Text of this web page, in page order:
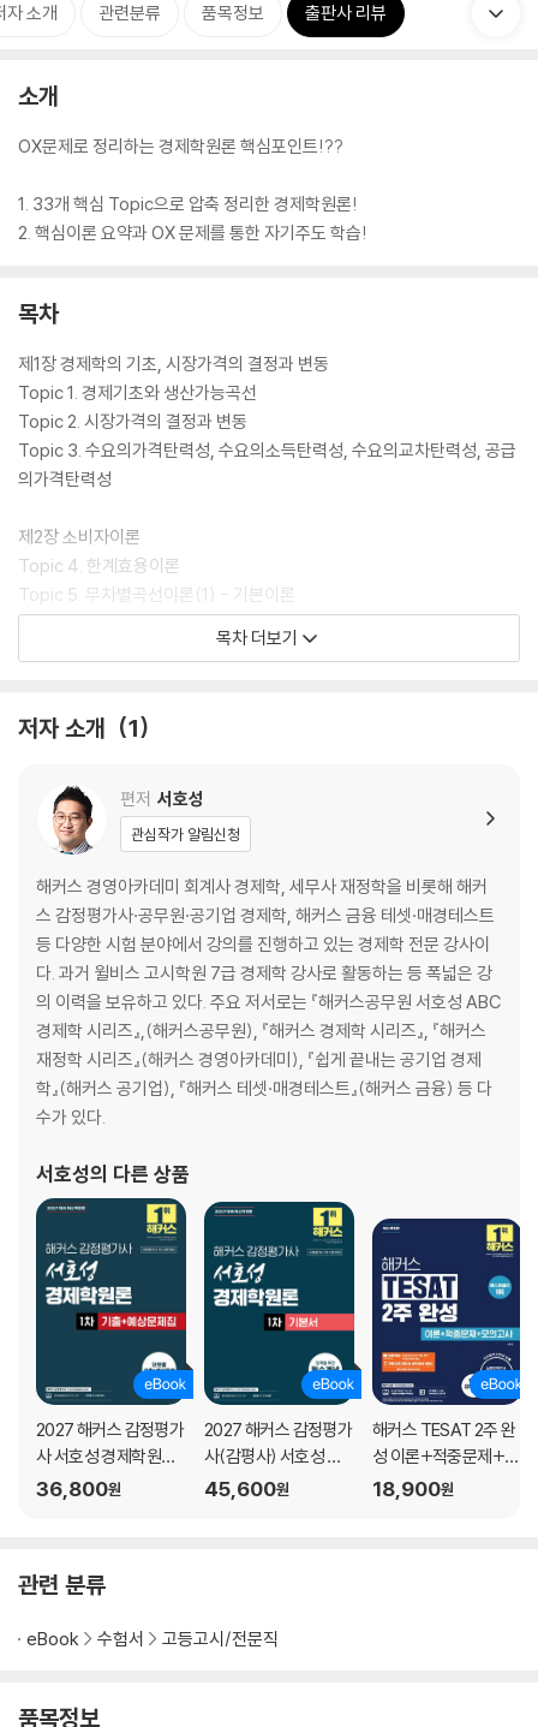
자 소개 관련분류 품목정보 출판사 리뷰
소개
OX문제로 정리하는 경제학원론 핵심포인트!??
1. 33개 핵심 Topic으로 압축 정리한 경제학원론!
2. 핵심이론 요약과 OX 문제를 통한 자기주도 학습!
목차
제1장 경제학의 기초, 시장가격의 결정과 변동
Topic 1. 경제기초와 생산가능곡선
Topic 2. 시장가격의 결정과 변동
Topic 3. 수요의가격탄력성, 수요의소득탄력성, 수요의교차탄력성, 공급
의가격탄력성
제2장 소비자이론
Topic 4. 한계효용이론
Topic 5. 무차별곡선이론(1) - 기본이론
Topic 6. 무차별곡선이론(2) - 사회보장제도, 2기간 모형, 여가-소득모
제3장 생산자이론
Topic 9. 생산자이론(2) - 비용함수
제4장 시장이론
Topic 10. 완전경쟁시장
Topic 11. 독점시장
Topic 12. 독점적 경쟁시장
Topic 13. 과점시장
제5장 생산요소시장과 시장실패
Topic 14. 생산요소시장과 소득분배
Topic 15. 조세
Topic 16. 후생경제학과 외부성
제6장 국민소득결정이론
Topic 19. 국민소득 결정이론
Topic 20. 소비이론
Topic 21. 투자이론
제7장 화폐금융론
Topic 22. 본원통화와 화폐공급
Topic 23. 화폐수요
제8장 총수요공급
Topic 26. 물가
Topic 27. 실업과 필립스곡선
Topic 29. 경제성장론
목차 더보기
저자 소개 1
편저 서호성
관심작가 알림신청
해커스 경영아카데미 회계사 경제학, 세무사 재정학을 비롯해 해커
스 감정평가사·공무원·공기업 경제학, 해커스 금융 테셋·매경테스트
등 다양한 시험 분야에서 강의를 진행하고 있는 경제학 전문 강사이
다. 과거 윌비스 고시학원 7급 경제학 강사로 활동하는 등 폭넓은 강
의 이력을 보유하고 있다. 주요 저서로는 『해커스공무원 서호성 ABC
경제학 시리즈』,(해커스공무원), 『해커스 경제학 시리즈』, 『해커스
재정학 시리즈』(해커스 경영아카데미), 『쉽게 끝내는 공기업 경제
학』(해커스 공기업), 『해커스 테셋·매경테스트』(해커스 금융) 등 다
수가 있다.
서호성의 다른 상품
2027 해커스 감정평가
사 서호성 경제학원론 1
차 기출+예상문제집
36,800원
2027 해커스 감정평가
사(감평사) 서호성 경
제학원론 1차 기본서
45,600원
해커스 TESAT 2주 완
성 이론+적중문제+모
의고사
18,900원
관련 분류
eBook 수험서 고등고시/전문직
품목정보